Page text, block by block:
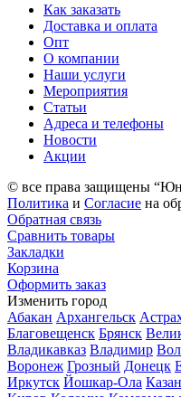
Как заказать
Доставка и оплата
Опт
О компании
Наши услуги
Мероприятия
Статьи
Адреса и телефоны
Новости
Акции
© все права защищены
Политика и Согласие на
Обратная связь
Сравнить товары
Закладки
Корзина
Оформить заказ
Изменить город
Абакан Архангельск
Благовещенск Брянск
Владикавказ Владимир
Воронеж Грозный Донецк
Иркутск Йошкар-Ола